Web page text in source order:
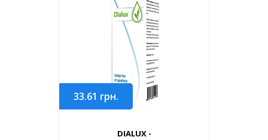
33.61 грн.
DIALUX -